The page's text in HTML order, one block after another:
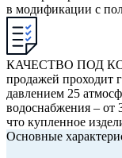
в модификации с
КАЧЕСТВО ПОД
продажей проходит
давлением 25
водоснабжения – от
что купленное
Основные